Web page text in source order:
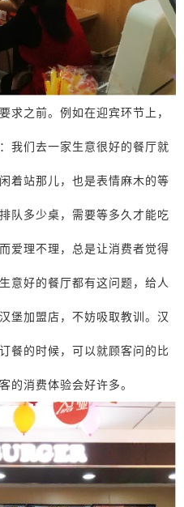
求之前。例如在迎宾环节上，
我们去一家生意很好的餐厅就
着站那儿，也是表情麻木的等
队多少桌，需要等多久才能吃
爱理不理，总是让消费者觉得
意好的餐厅都有这问题，给人
堡加盟店，不妨吸取教训。汉
餐的时候，可以就顾客问的比
的消费体验会好许多。